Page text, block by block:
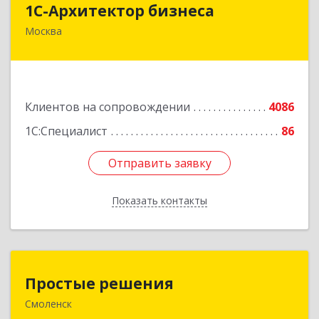
1С-Архитектор бизнеса
Москва
Клиентов на сопровождении
4086
1С:Специалист
86
Отправить заявку
Показать контакты
115114, Москва г, Кожевнический 2-й пер, дом
Отправить заявку
Назад
Простые решения
Смоленск
214015, Смоленская обл, Смоленск г, Большая